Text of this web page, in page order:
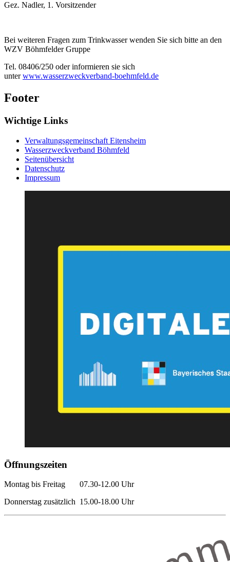
Gez. Nadler, 1. Vorsitzender
Bei weiteren Fragen zum Trinkwasser wenden Sie sich bitte an den
WZV Böhmfelder Gruppe
Tel. 08406/250 oder informieren sie sich
unterwww.wasserzweckverband-boehmfeld.de
Footer
Wichtige Links
Verwaltungsgemeinschaft Eitensheim
Wasserzweckverband Böhmfeld
Seitenübersicht
Datenschutz
Impressum
Öffnungszeiten
Montag bis Freitag 07.30-12.00 Uhr
Donnerstag zusätzlich 15.00-18.00 Uhr